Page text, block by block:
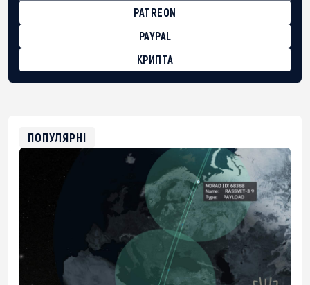
PATREON
PAYPAL
КРИПТА
0xfD02863D3289416fcF50975c9DFda13623f97758
ПОПУЛЯРНІ